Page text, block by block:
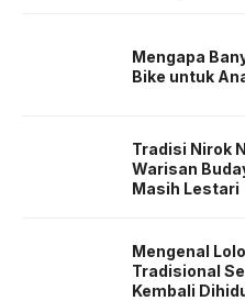
Mengapa
Bike untuk
Tradisi Nirok
Warisan
Masih Lestari
Mengenal
Tradisional
Kembali